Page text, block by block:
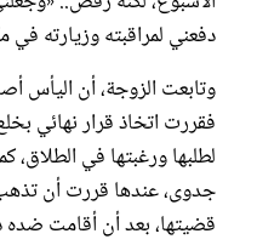
دفعني لمراقبته وزيارته في
وتابعت الزوجة، أن اليأس
فقررت اتخاذ قرار نهائي
لطلبها ورغبتها في الطلاق،
جدوى، عندها قررت أن
قضيتها، بعد أن أقامت